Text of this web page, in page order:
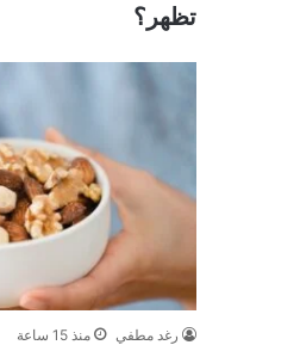
تظهر؟
رغد مطفي منذ 15 ساعة